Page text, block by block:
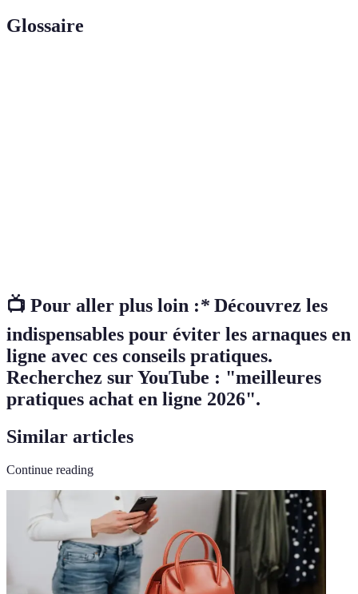
Glossaire
📺 Pour aller plus loin :* Découvrez les
indispensables pour éviter les arnaques en
ligne avec ces conseils pratiques.
Recherchez sur YouTube : "meilleures
pratiques achat en ligne 2026".
Similar articles
Continue reading